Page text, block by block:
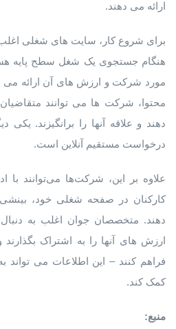
ارائه می دهند.
برای شروع کار، سایت های شغلی
هنگام جستجوی یک شغل سطح پایه
مورد شرکت و ارزش های آن ارائه می
محتوا، شرکت ها می توانند
دهند و علاقه آنها را برانگیزند. یکی
درخواست مستقیم آنلاین است.
علاوه بر این، شرکت‌ها می‌توانند با
کارکنان در صفحه شغلی خود، بینشی
دهند. متخصصان جوان اغلب به
ارزش های آنها را به اشتراک
فراهم کنند – این اطلاعات می تواند
کمک کند.
منبع: